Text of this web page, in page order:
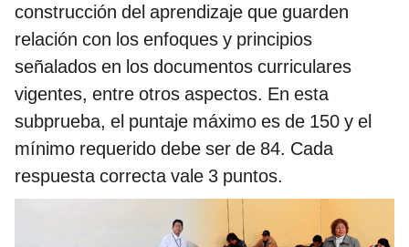
construcción del aprendizaje que guarden
relación con los enfoques y principios
señalados en los documentos curriculares
vigentes, entre otros aspectos. En esta
subprueba, el puntaje máximo es de 150 y el
mínimo requerido debe ser de 84. Cada
respuesta correcta vale 3 puntos.